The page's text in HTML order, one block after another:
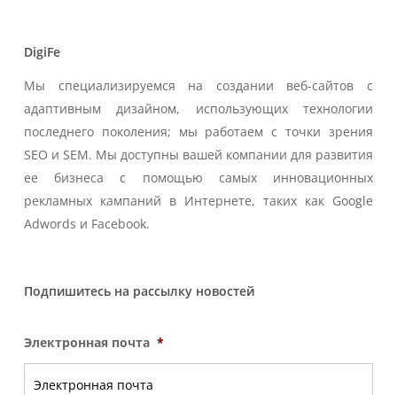
DigiFe
Мы специализируемся на создании веб-сайтов с
адаптивным дизайном, использующих технологии
последнего поколения; мы работаем с точки зрения
SEO и SEM. Мы доступны вашей компании для развития
ее бизнеса с помощью самых инновационных
рекламных кампаний в Интернете, таких как Google
Adwords и Facebook.
Подпишитесь на рассылку новостей
Электронная почта *